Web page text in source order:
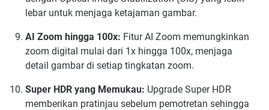
lebar untuk menjaga ketajaman gambar.
AI Zoom hingga 100x: Fitur AI Zoom memungkinkan
zoom digital mulai dari 1x hingga 100x, menjaga
detail gambar di setiap tingkatan zoom.
Super HDR yang Memukau: Upgrade Super HDR
memberikan pratinjau sebelum pemotretan sehingga